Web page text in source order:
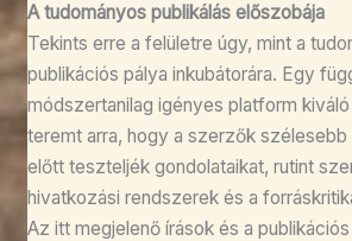
A tudományos publikálás előszobája
Tekints erre a felületre úgy, mint a
publikációs pálya inkubátorára. Egy
módszertanilag igényes platform
teremt arra, hogy a szerzők
előtt teszteljék gondolataikat, rutint
hivatkozási rendszerek és a
Az itt megjelenő írások és a